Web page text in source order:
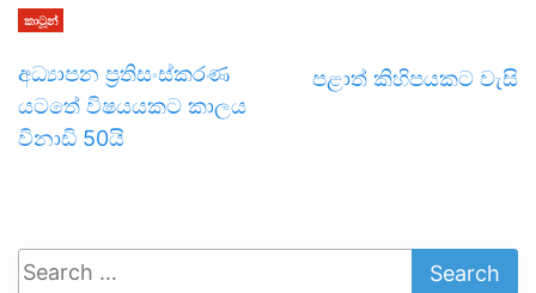
කාටූන්
අධ්‍යාපන ප්‍රතිසංස්කරණ
යටතේ විෂයයකට කාලය
විනාඩි 50යි
පළාත් කිහිපයකට වැසි